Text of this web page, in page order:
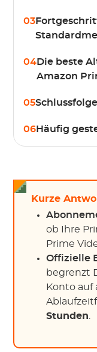
03
04Die beste
Amazon
05
06Häufig
Kurze
ob Ihre
Prime
Offizielle
begrenzt
Konto auf
Stunden